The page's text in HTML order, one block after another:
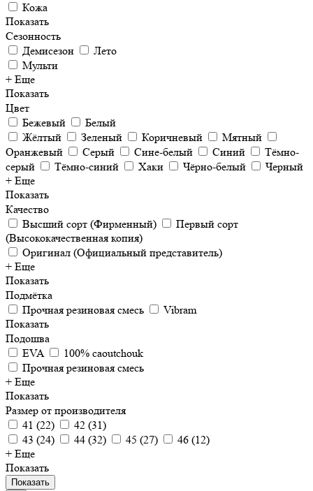
Кожа
Показать
Сезонность
Демисезон
Лето
Мульти
+ Еще
Показать
Цвет
Бежевый
Белый
Жёлтый
Зеленый Коричневый
Мятный
Оранжевый
Серый Сине-белый Синий
Тёмно-
серый
Тёмно-синий Хаки Чёрно-белый
Черный
+ Еще
Показать
Качество
Высший сорт (Фирменный)
Первый сорт
(Высококачественная копия)
Оригинал (Официальный представитель)
+ Еще
Показать
Подмётка
Прочная резиновая смесь
Vibram
Показать
Подошва
EVA
100% caoutchouk
Прочная резиновая смесь
+ Еще
Показать
Размер от производителя
41 (22) 42 (31)
43 (24) 44 (32) 45 (27) 46 (12)
+ Еще
Показать
Показать